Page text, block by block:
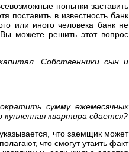
попытки заставить
поставить в известность банк
или иного человека банк не
можете решить этот вопрос
Собственники сын и
сумму ежемесячных
квартира сдается?
что заемщик может
что смогут утаить факт